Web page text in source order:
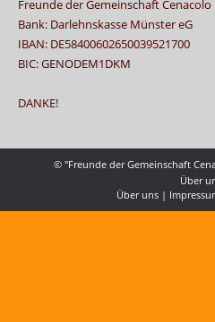
Freunde der Gemeinschaft
Bank: Darlehnskasse Münster eG
IBAN: DE58400602650039521700
BIC: GENODEM1DKM
DANKE!
© "Freunde der Gemeinschaft
Über
Über uns|